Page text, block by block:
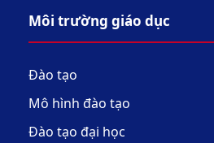
Môi trường giáo dục
Đào tạo
Mô hình đào tạo
Đào tạo đại học